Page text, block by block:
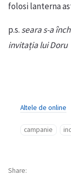
folosi lanterna
p.s. seara s-a
invitația lui Doru
Altele de online
campanie
Share